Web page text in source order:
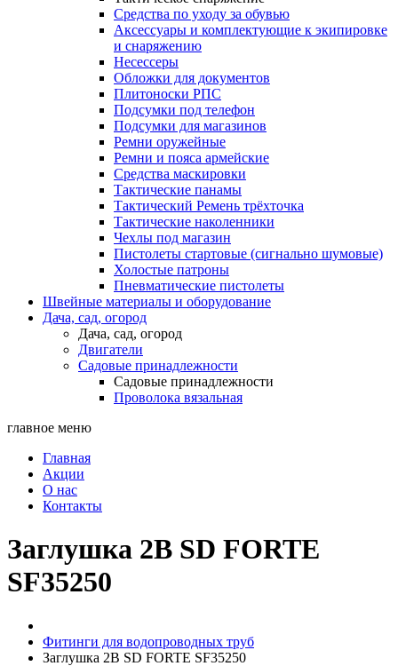
Средства по уходу за обувью
Аксессуары и комплектующие к экипировке
и снаряжению
Несессеры
Обложки для документов
Плитоноски РПС
Подсумки под телефон
Подсумки для магазинов
Ремни оружейные
Ремни и пояса армейские
Средства маскировки
Тактические панамы
Тактический Ремень трёхточка
Тактические наколенники
Чехлы под магазин
Пистолеты стартовые (сигнально шумовые)
Холостые патроны
Пневматические пистолеты
Швейные материалы и оборудование
Дача, сад, огород
Дача, сад, огород
Двигатели
Садовые принадлежности
Садовые принадлежности
Проволока вязальная
главное меню
Главная
Акции
О нас
Контакты
Заглушка 2В SD FORTE
SF35250
Фитинги для водопроводных труб
Заглушка 2В SD FORTE SF35250